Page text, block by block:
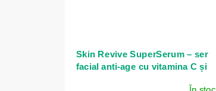
Skin Revive SuperSerum – ser
facial anti-age cu vitamina C și